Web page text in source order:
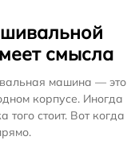
смысла
машина — это
корпусе. Иногда
стоит. Вот когда